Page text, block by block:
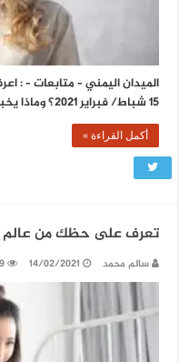
الميدان اليمني – متابعات – :
15 شباط/ فبراير 2021؟ وماذا يخبئ لك …
أكمل القراءة »
تعرف على حظك من عالم الابراج
سالم محمد 14/02/2021